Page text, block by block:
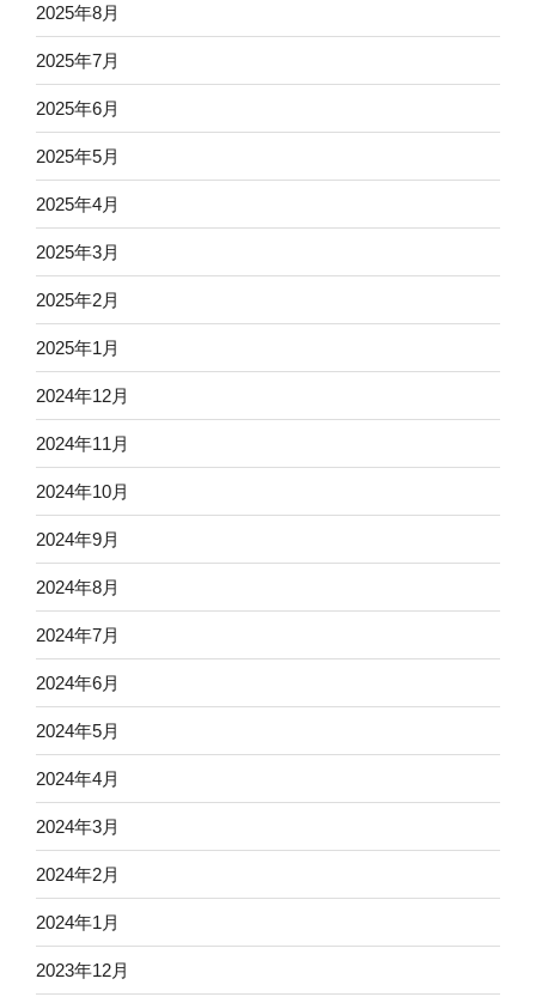
2025年8月
2025年7月
2025年6月
2025年5月
2025年4月
2025年3月
2025年2月
2025年1月
2024年12月
2024年11月
2024年10月
2024年9月
2024年8月
2024年7月
2024年6月
2024年5月
2024年4月
2024年3月
2024年2月
2024年1月
2023年12月